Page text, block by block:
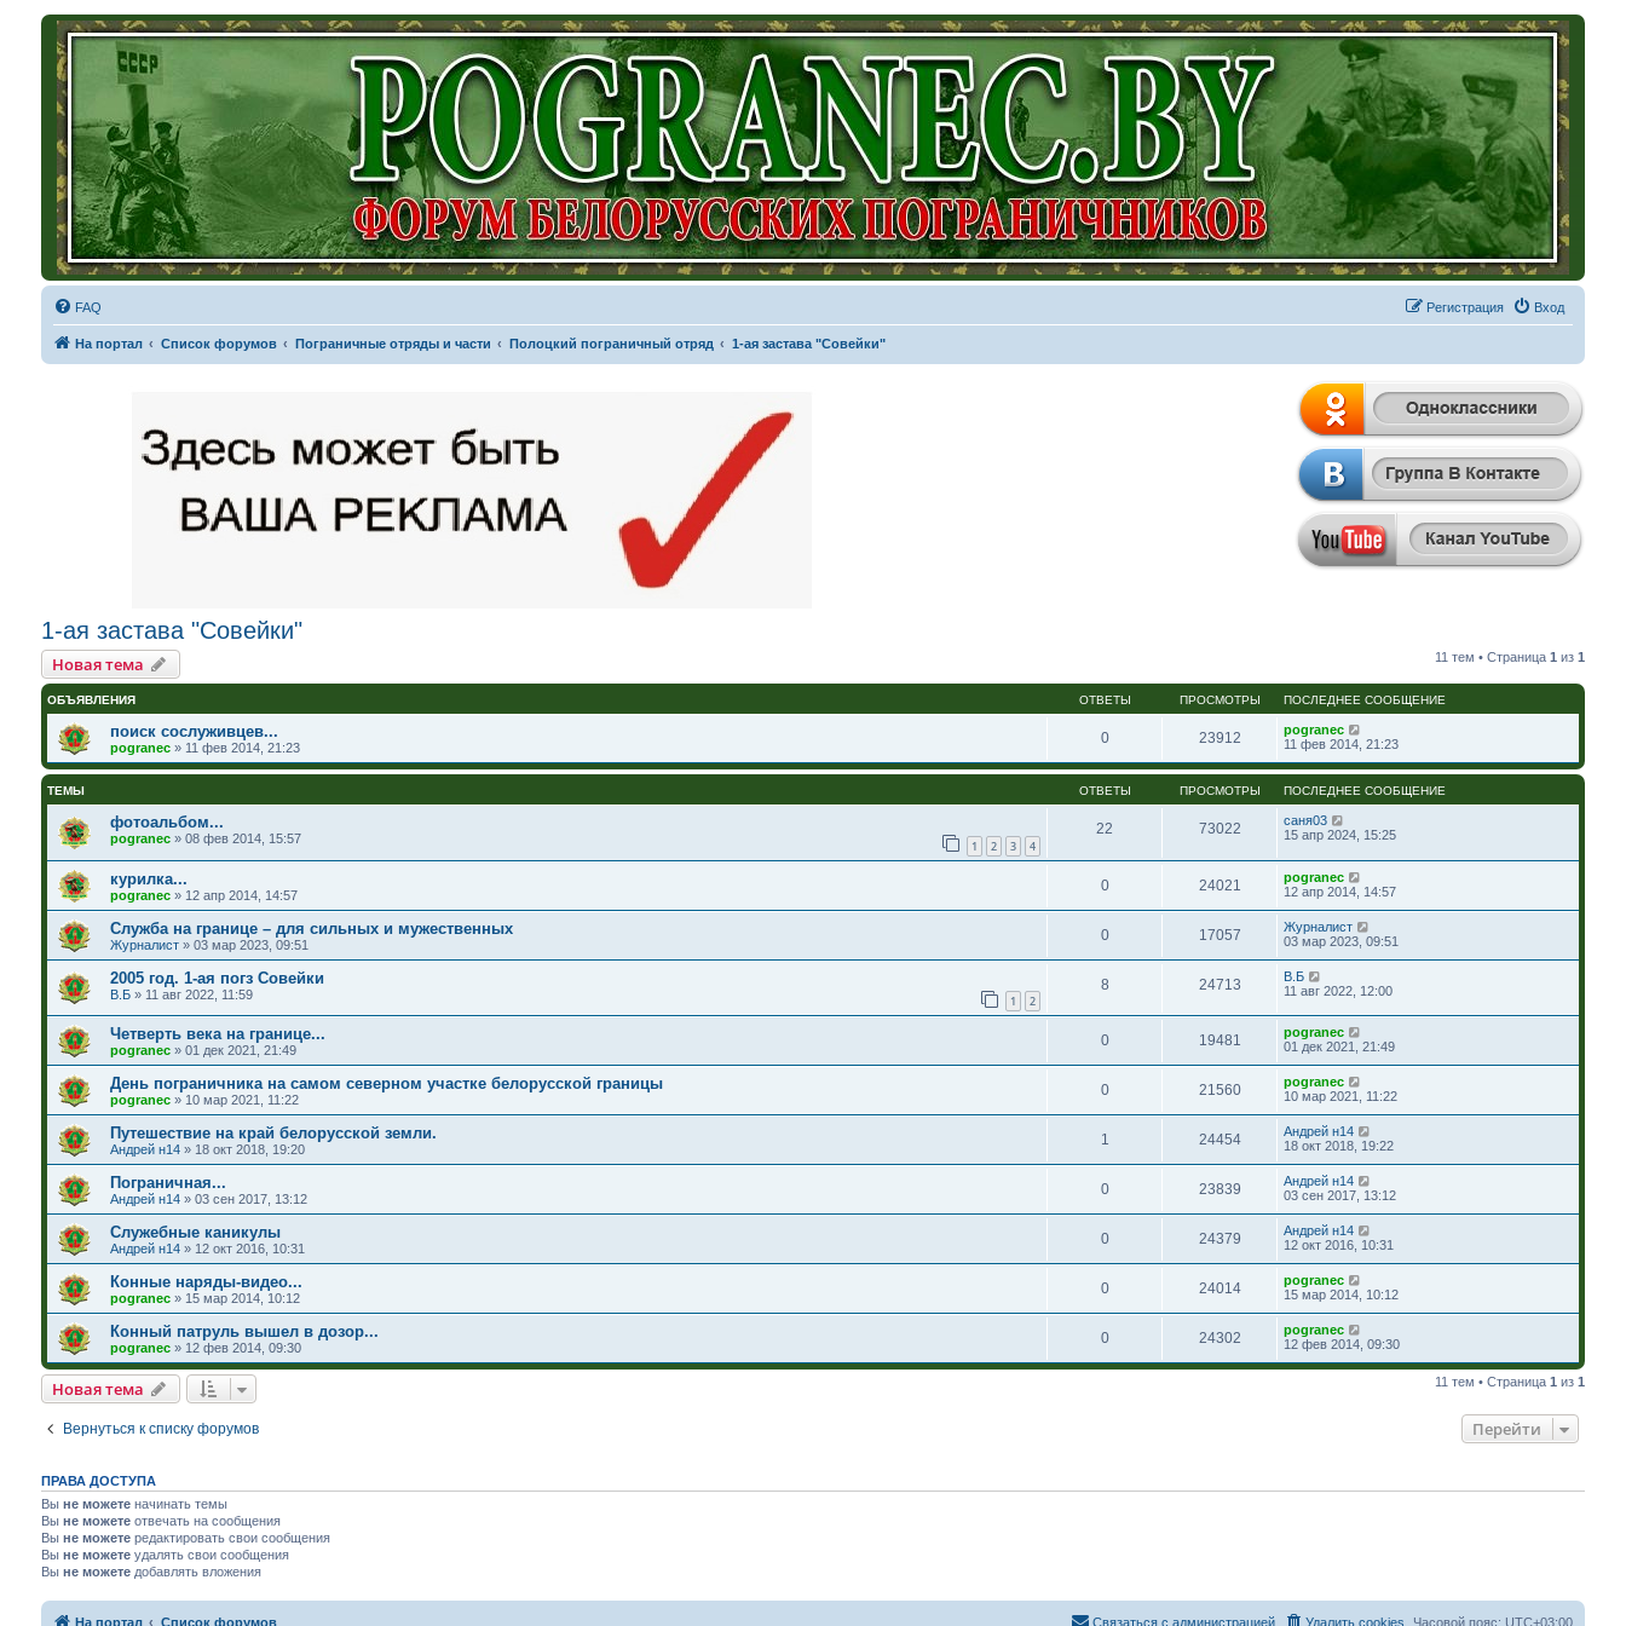
FAQ Вход
Регистрация
На портал Список форумов Пограничные отряды и части Полоцкий пограничный отряд 1-ая застава "Совейки"
1-ая застава "Совейки"
Новая тема 11 тем • Страница1 из1
ОБЪЯВЛЕНИЯ ОТВЕТЫ ПРОСМОТРЫ ПОСЛЕДНЕЕ СООБЩЕНИЕ
поиск сослуживцев...
pogranec» 11 фев 2014, 21:23
0 23912
pogranec
11 фев 2014, 21:23
ТЕМЫ ОТВЕТЫ ПРОСМОТРЫ ПОСЛЕДНЕЕ СООБЩЕНИЕ
фотоальбом...
pogranec» 08 фев 2014, 15:57 1 2 3 4
22 73022
саня03
15 апр 2024, 15:25
курилка...
pogranec» 12 апр 2014, 14:57
0 24021
pogranec
12 апр 2014, 14:57
Служба на границе – для сильных и мужественных
Журналист» 03 мар 2023, 09:51
0 17057
Журналист
03 мар 2023, 09:51
2005 год. 1-ая погз Совейки
В.Б» 11 авг 2022, 11:59 1 2
8 24713
В.Б
11 авг 2022, 12:00
Четверть века на границе...
pogranec» 01 дек 2021, 21:49
0 19481
pogranec
01 дек 2021, 21:49
День пограничника на самом северном участке белорусской границы
pogranec» 10 мар 2021, 11:22
0 21560
pogranec
10 мар 2021, 11:22
Путешествие на край белорусской земли.
Андрей н14» 18 окт 2018, 19:20
1 24454
Андрей н14
18 окт 2018, 19:22
Пограничная...
Андрей н14» 03 сен 2017, 13:12
0 23839
Андрей н14
03 сен 2017, 13:12
Служебные каникулы
Андрей н14» 12 окт 2016, 10:31
0 24379
Андрей н14
12 окт 2016, 10:31
Конные наряды-видео...
pogranec» 15 мар 2014, 10:12
0 24014
pogranec
15 мар 2014, 10:12
Конный патруль вышел в дозор...
pogranec» 12 фев 2014, 09:30
0 24302
pogranec
12 фев 2014, 09:30
Новая тема 11 тем • Страница1 из1
Вернуться к списку форумов Перейти
ПРАВА ДОСТУПА
Вы не можетеначинать темы
Вы не можетеотвечать на сообщения
Вы не можетередактировать свои сообщения
Вы не можетеудалять свои сообщения
Вы не можетедобавлять вложения
На портал Список форумов Часовой пояс: UTC+03:00
Удалить cookies
Связаться с администрацией